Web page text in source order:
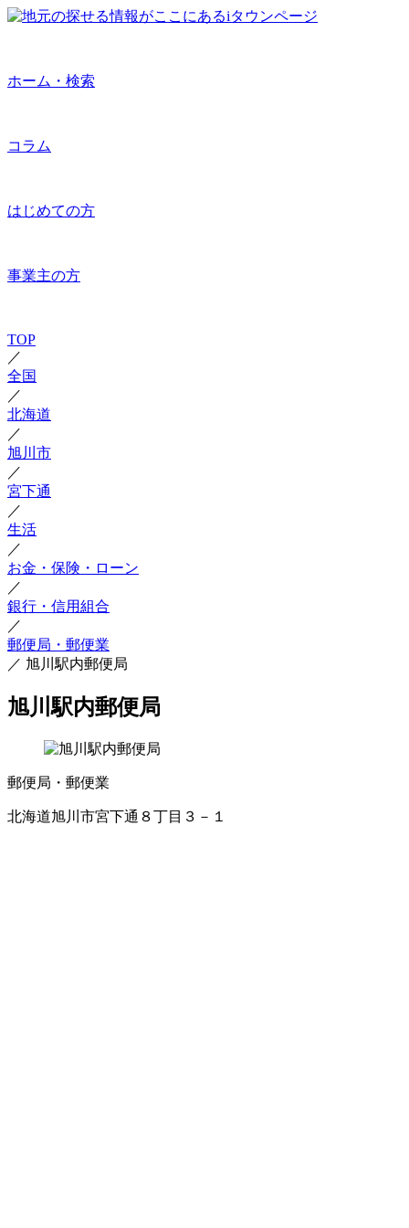
ホーム・検索
コラム
はじめての方
事業主の方
TOP
／
全国
／
北海道
／
旭川市
／
宮下通
／
生活
／
お金・保険・ローン
／
銀行・信用組合
／
郵便局・郵便業
／ 旭川駅内郵便局
旭川駅内郵便局
郵便局・郵便業
北海道旭川市宮下通８丁目３－１